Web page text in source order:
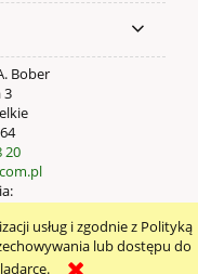
usług i zgodnie z Polityką
lub dostępu do
Bober
3
20
strony